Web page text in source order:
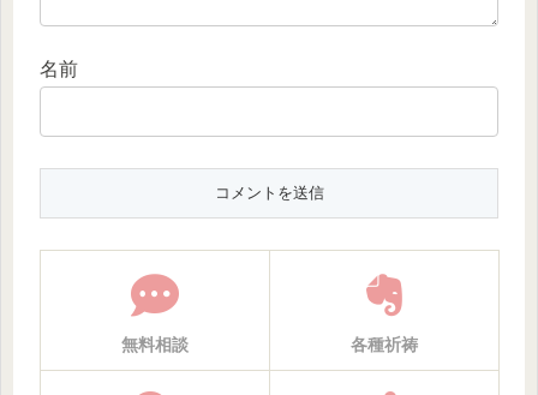
名前
無料相談 各種祈祷